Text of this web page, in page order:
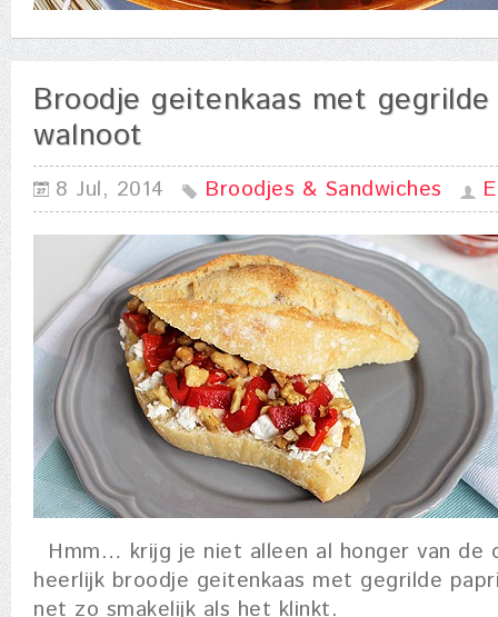
Broodje geitenkaas met
walnoot
8 Jul, 2014 Broodjes & Sandwiches
Hmm… krijg je niet alleen al honger van de
heerlijk broodje geitenkaas met gegrilde
net zo smakelijk als het klinkt.